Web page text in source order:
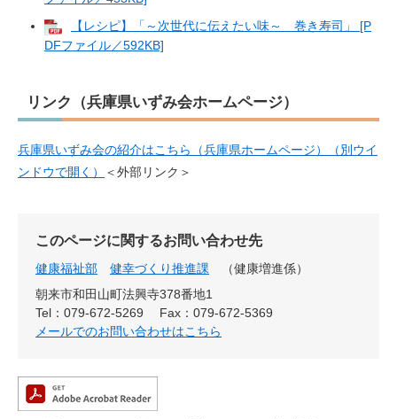
【レシピ】「～次世代に伝えたい味～ 巻き寿司」 [P
DFファイル／592KB]
リンク（兵庫県いずみ会ホームページ）
兵庫県いずみ会の紹介はこちら（兵庫県ホームページ）（別ウイ
ンドウで開く）
＜外部リンク＞
このページに関するお問い合わせ先
健康福祉部 健幸づくり推進課
健康増進係
朝来市和田山町法興寺378番地1
Tel：079-672-5269
Fax：079-672-5369
メールでのお問い合わせはこちら